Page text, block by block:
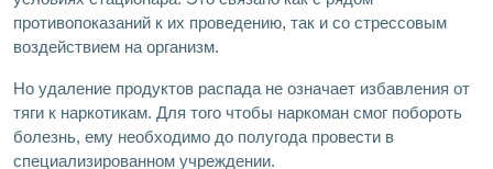
противопоказаний к их проведению, так и со стрессовым
воздействием на организм.
Но удаление продуктов распада не означает избавления от
тяги к наркотикам. Для того чтобы наркоман смог побороть
болезнь, ему необходимо до полугода провести в
специализированном учреждении.